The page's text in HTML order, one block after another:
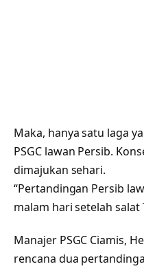
Maka, hanya satu laga
PSGC lawan Persib.
dimajukan sehari.
“Pertandingan Persib
malam hari setelah salat
Manajer PSGC Ciamis,
rencana dua